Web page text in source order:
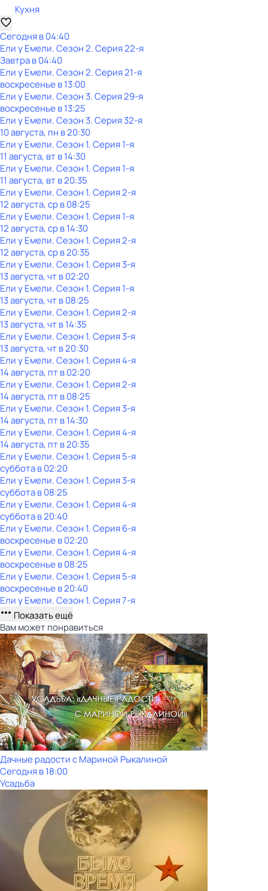
Кухня
Сегодня в 04:40
Ели у Емели. Сезон 2. Серия 22-я
Завтра в 04:40
Ели у Емели. Сезон 2. Серия 21-я
воскресенье в13:00
Ели у Емели. Сезон 3. Серия 29-я
воскресенье в13:25
Ели у Емели. Сезон 3. Серия 32-я
10 августа, пн в 20:30
Ели у Емели. Сезон 1. Серия 1-я
11 августа, вт в 14:30
Ели у Емели. Сезон 1. Серия 1-я
11 августа, вт в 20:35
Ели у Емели. Сезон 1. Серия 2-я
12 августа, ср в 08:25
Ели у Емели. Сезон 1. Серия 1-я
12 августа, ср в 14:30
Ели у Емели. Сезон 1. Серия 2-я
12 августа, ср в 20:35
Ели у Емели. Сезон 1. Серия 3-я
13 августа, чт в 02:20
Ели у Емели. Сезон 1. Серия 1-я
13 августа, чт в 08:25
Ели у Емели. Сезон 1. Серия 2-я
13 августа, чт в 14:35
Ели у Емели. Сезон 1. Серия 3-я
13 августа, чт в 20:30
Ели у Емели. Сезон 1. Серия 4-я
14 августа, пт в 02:20
Ели у Емели. Сезон 1. Серия 2-я
14 августа, пт в 08:25
Ели у Емели. Сезон 1. Серия 3-я
14 августа, пт в 14:30
Ели у Емели. Сезон 1. Серия 4-я
14 августа, пт в 20:35
Ели у Емели. Сезон 1. Серия 5-я
субботав02:20
Ели у Емели. Сезон 1. Серия 3-я
субботав08:25
Ели у Емели. Сезон 1. Серия 4-я
субботав20:40
Ели у Емели. Сезон 1. Серия 6-я
воскресенье в02:20
Ели у Емели. Сезон 1. Серия 4-я
воскресенье в08:25
Ели у Емели. Сезон 1. Серия 5-я
воскресенье в20:40
Ели у Емели. Сезон 1. Серия 7-я
Показать ещё
Вам может понравиться
Дачные радости с Мариной Рыкалиной
Сегодня в 18:00
Усадьба